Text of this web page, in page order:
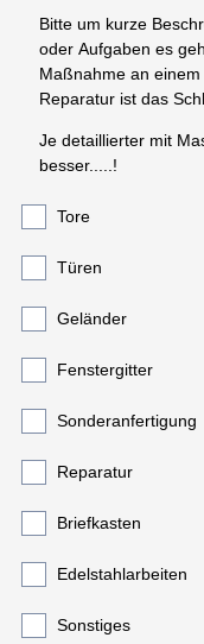
Bitte um kurze
oder Aufgaben es
Maßnahme an
Reparatur ist das
Je detaillierter mit
besser.....!
Tore
Türen
Geländer
Fenstergitter
Sonderanfertigung
Reparatur
Briefkasten
Edelstahlarbeiten
Sonstiges